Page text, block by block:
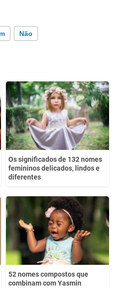
Não
incorreta
que procuro
Os significados de 132 nomes
femininos delicados, lindos e
diferentes
52 nomes compostos que
combinam com Yasmin